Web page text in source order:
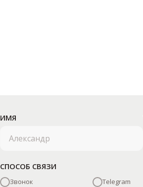
ИМЯ
СПОСОБ СВЯЗИ
Звонок Telegram